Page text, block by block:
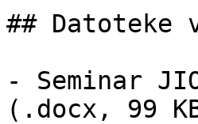
## Datoteke
- Seminar
(.docx, 99